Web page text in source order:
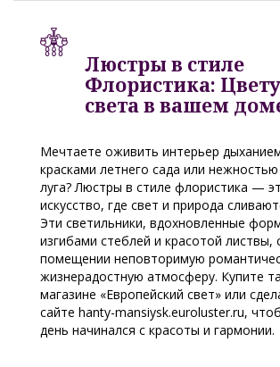
Люстры в стиле
Флористика:
света в вашем
Мечтаете оживить интерьер
красками летнего сада или
луга? Люстры в стиле флористика —
искусство, где свет и природа
Эти светильники, вдохновленные
изгибами стеблей и красотой листвы,
помещении неповторимую
жизнерадостную атмосферу. Купите
магазине «Европейский свет» или
сайте hanty-mansiysk.euroluster.ru,
день начинался с красоты и гармонии.